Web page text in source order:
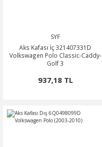
SYF
Aks Kafası İç 321407331D
Volkswagen Polo Classic-Caddy-
Golf 3
937,18 TL